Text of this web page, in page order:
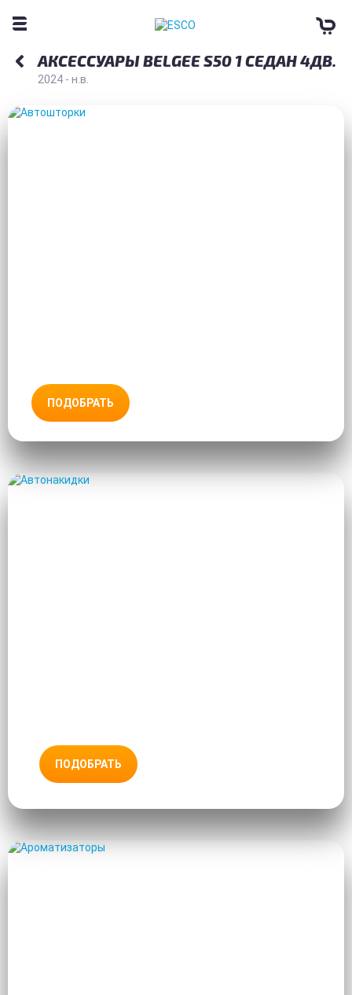
АКСЕССУАРЫ BELGEE S50 1 СЕДАН 4ДВ.
2024 - н.в.
ПОДОБРАТЬ
ПОДОБРАТЬ